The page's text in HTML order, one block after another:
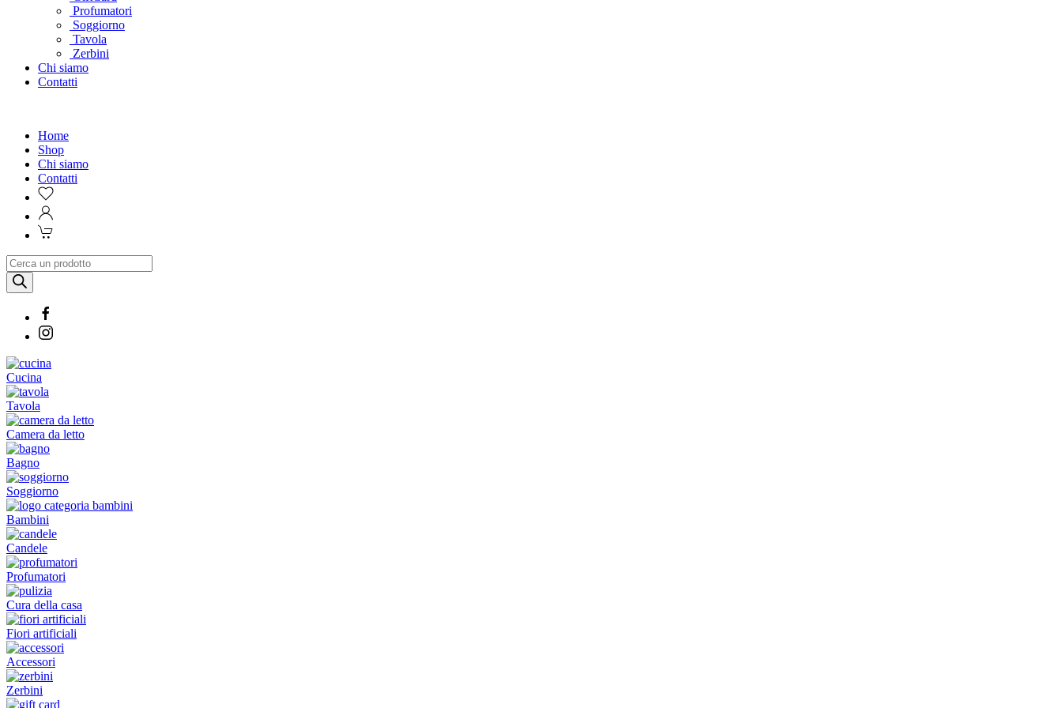
Profumatori
Soggiorno
Tavola
Zerbini
Chi siamo
Contatti
Home
Shop
Chi siamo
Contatti
Products
search
Cucina
Tavola
Camera da letto
Bagno
Soggiorno
Bambini
Candele
Profumatori
Cura della casa
Fiori artificiali
Accessori
Zerbini